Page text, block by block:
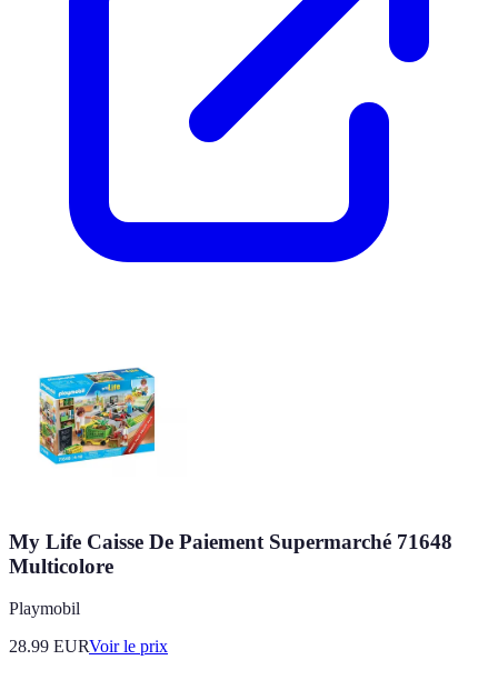
My Life Caisse De Paiement Supermarché 71648
Multicolore
Playmobil
28.99 EURVoir le prix